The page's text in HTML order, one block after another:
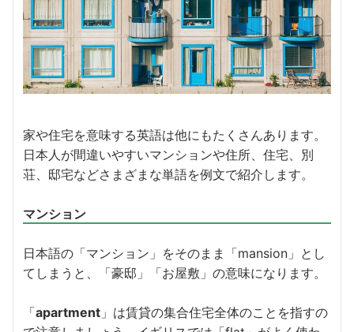
家や住宅を意味する英語は他にもたくさんあります。
日本人が間違いやすいマンションや住所、住宅、別
荘、邸宅などさまざまな単語を例文で紹介します。
マンション
日本語の「マンション」をそのまま「mansion」とし
てしまうと、「豪邸」「お屋敷」の意味になります。
「apartment 」は賃貸の集合住宅全体のことを指すの